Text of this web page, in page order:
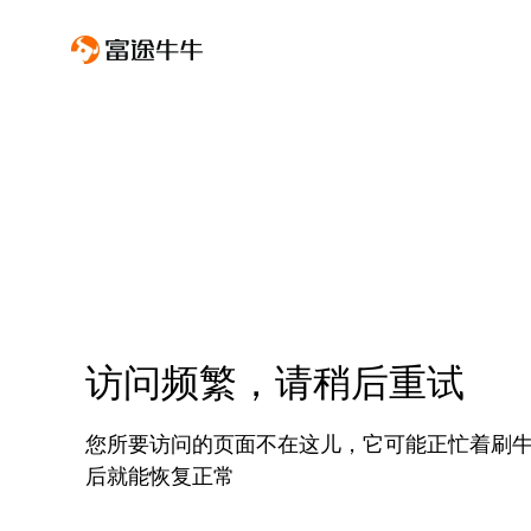
访问频繁，请稍后重试
您所要访问的页面不在这儿，它可能正忙着刷
后就能恢复正常